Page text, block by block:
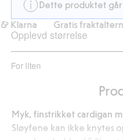
Dette produktet
Klarna
Gratis
Opplevd størrelse
For liten
av
10
stemmer
Myk, finstrikket cardigan
Sløyfene kan ikke knytes